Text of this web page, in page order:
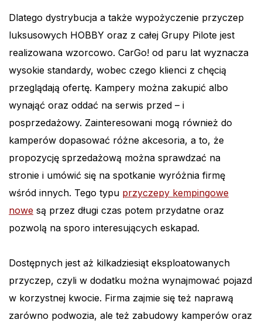
Dlatego dystrybucja a także wypożyczenie przyczep
luksusowych HOBBY oraz z całej Grupy Pilote jest
realizowana wzorcowo. CarGo! od paru lat wyznacza
wysokie standardy, wobec czego klienci z chęcią
przeglądają ofertę. Kampery można zakupić albo
wynająć oraz oddać na serwis przed – i
posprzedażowy. Zainteresowani mogą również do
kamperów dopasować różne akcesoria, a to, że
propozycję sprzedażową można sprawdzać na
stronie i umówić się na spotkanie wyróżnia firmę
wśród innych. Tego typu przyczepy kempingowe
nowe są przez długi czas potem przydatne oraz
pozwolą na sporo interesujących eskapad.
Dostępnych jest aż kilkadziesiąt eksploatowanych
przyczep, czyli w dodatku można wynajmować pojazd
w korzystnej kwocie. Firma zajmie się też naprawą
zarówno podwozia, ale też zabudowy kamperów oraz